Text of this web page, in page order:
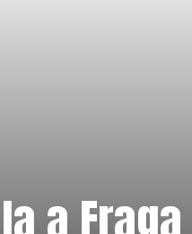
a Fraga